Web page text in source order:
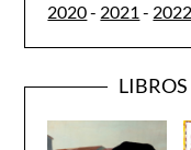
2020- 2021 - 2022